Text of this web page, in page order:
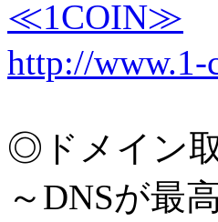
≪1COIN≫
http://www.1-
◎ドメイン
～DNSが最